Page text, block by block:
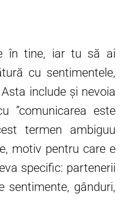
în tine, iar tu să ai
cu sentimentele,
include și nevoia
”comunicarea este
termen ambiguu
motiv pentru care e
specific: partenerii
sentimente, gânduri,